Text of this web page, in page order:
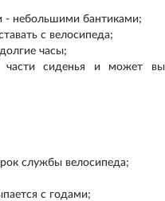
- небольшими бантиками;
с велосипеда;
часы;
части сиденья и может
службы велосипеда;
с годами;